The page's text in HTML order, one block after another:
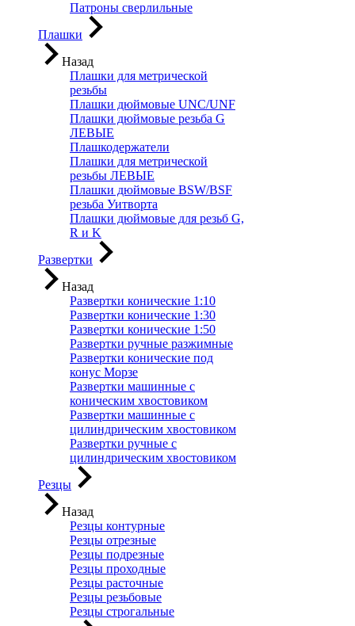
Патроны сверлильные
Плашки
Назад
Плашки для метрической
резьбы
Плашки дюймовые UNC/UNF
Плашки дюймовые резьба G
ЛЕВЫЕ
Плашкодержатели
Плашки для метрической
резьбы ЛЕВЫЕ
Плашки дюймовые BSW/BSF
резьба Уитворта
Плашки дюймовые для резьб G,
R и K
Развертки
Назад
Развертки конические 1:10
Развертки конические 1:30
Развертки конические 1:50
Развертки ручные разжимные
Развертки конические под
конус Морзе
Развертки машинные с
коническим хвостовиком
Развертки машинные с
цилиндрическим хвостовиком
Развертки ручные с
цилиндрическим хвостовиком
Резцы
Назад
Резцы контурные
Резцы отрезные
Резцы подрезные
Резцы проходные
Резцы расточные
Резцы резьбовые
Резцы строгальные